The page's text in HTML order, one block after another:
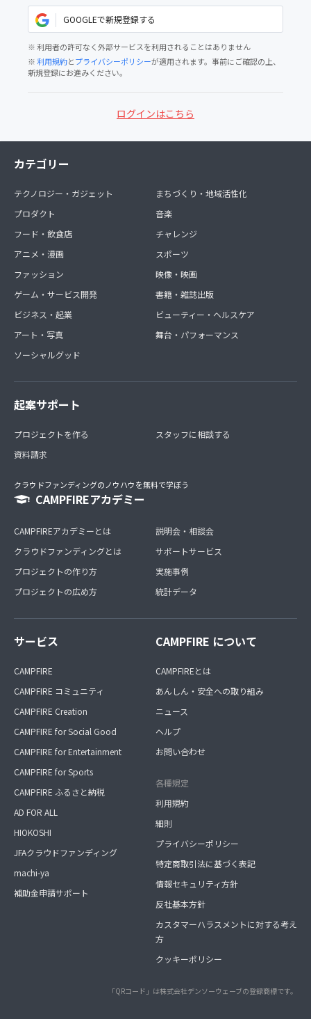
GOOGLEで新規登録する
※ 利用者の許可なく外部サービスを利用されることはありません
※利用規約とプライバシーポリシーが適用されます。事前にご確認の上、
新規登録にお進みください。
ログインはこちら
カテゴリー
テクノロジー・ガジェット
プロダクト
フード・飲食店
アニメ・漫画
ファッション
ゲーム・サービス開発
ビジネス・起業
アート・写真
ソーシャルグッド
まちづくり・地域活性化
音楽
チャレンジ
スポーツ
映像・映画
書籍・雑誌出版
ビューティー・ヘルスケア
舞台・パフォーマンス
起案サポート
プロジェクトを作る
資料請求
スタッフに相談する
クラウドファンディングのノウハウを無料で学ぼう
CAMPFIREアカデミー
CAMPFIREアカデミーとは
クラウドファンディングとは
プロジェクトの作り方
プロジェクトの広め方
説明会・相談会
サポートサービス
実施事例
統計データ
サービス
CAMPFIRE
CAMPFIRE コミュニティ
CAMPFIRE Creation
CAMPFIRE for Social Good
CAMPFIRE for Entertainment
CAMPFIRE for Sports
CAMPFIRE ふるさと納税
AD FOR ALL
HIOKOSHI
JFAクラウドファンディング
machi-ya
補助金申請サポート
CAMPFIRE について
CAMPFIREとは
あんしん・安全への取り組み
ニュース
ヘルプ
お問い合わせ
各種規定
利用規約
細則
プライバシーポリシー
特定商取引法に基づく表記
情報セキュリティ方針
反社基本方針
カスタマーハラスメントに対する考え
方
クッキーポリシー
「QRコード」は株式会社デンソーウェーブの登録商標です。